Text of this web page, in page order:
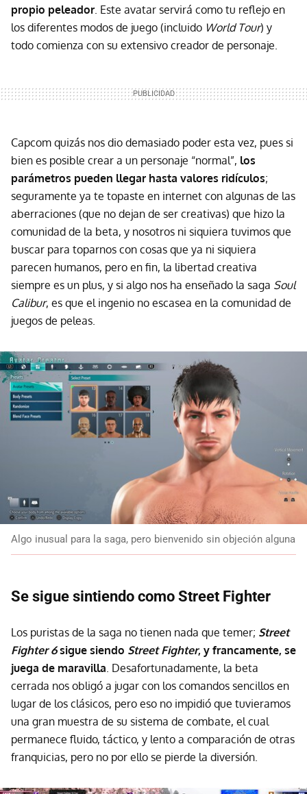
propio peleador . Este avatar servirá como tu reflejo en
los diferentes modos de juego (incluido World Tour) y
todo comienza con su extensivo creador de personaje.
Capcom quizás nos dio demasiado poder esta vez, pues si
bien es posible crear a un personaje “normal”, los
parámetros pueden llegar hasta valores ridículos;
seguramente ya te topaste en internet con algunas de las
aberraciones (que no dejan de ser creativas) que hizo la
comunidad de la beta, y nosotros ni siquiera tuvimos que
buscar para toparnos con cosas que ya ni siquiera
parecen humanos, pero en fin, la libertad creativa
siempre es un plus, y si algo nos ha enseñado la saga Soul
Calibur, es que el ingenio no escasea en la comunidad de
juegos de peleas.
Algo inusual para la saga, pero bienvenido sin objeción alguna
Se sigue sintiendo como Street Fighter
Los puristas de la saga no tienen nada que temer; Street
Fighter 6sigue siendo Street Fighter, y francamente, se
juega de maravilla . Desafortunadamente, la beta
cerrada nos obligó a jugar con los comandos sencillos en
lugar de los clásicos, pero eso no impidió que tuvieramos
una gran muestra de su sistema de combate, el cual
permanece fluido, táctico, y lento a comparación de otras
franquicias, pero no por ello se pierde la diversión.